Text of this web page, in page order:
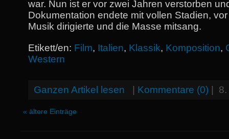
war. Nun ist er vor zwei Jahren verstorben
Dokumentation endete mit vollen Stadien,
Musik dirigierte und die Masse mitsang.
Etikett/en: Film, Italien, Klassik, Komposition,
Western
Ganzen Artikel lesen Kommentare (0)
« ältere Einträge